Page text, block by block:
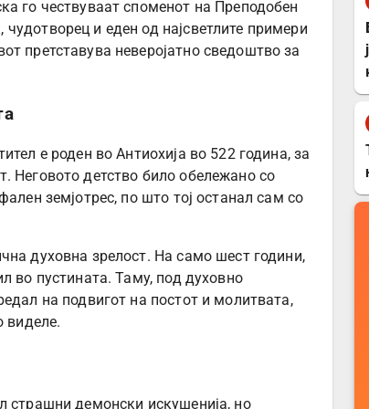
го чествуваат споменот на Преподобен
и еден од најсветлите примери
претставува неверојатно сведоштво за
е роден во Антиохија во 522 година, за
Неговото детство било обележано со
земјотрес, по што тој останал сам со
духовна зрелост. На само шест години,
во пустината. Таму, под духовно
на подвигот на постот и молитвата,
виделе.
страшни демонски искушенија, но